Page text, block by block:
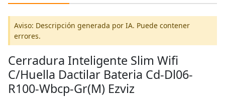
Aviso: Descripción generada por IA. Puede contener
errores.
Cerradura Inteligente Slim Wifi
C/Huella Dactilar Bateria Cd-Dl06-
R100-Wbcp-Gr(M) Ezviz